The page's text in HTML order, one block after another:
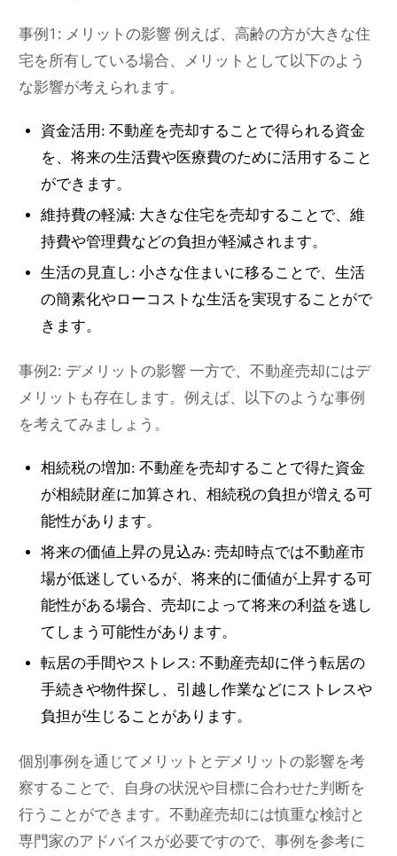
事例1: メリットの影響 例えば、高齢の方が大きな住
宅を所有している場合、メリットとして以下のよう
な影響が考えられます。
資金活用: 不動産を売却することで得られる資金
を、将来の生活費や医療費のために活用すること
ができます。
維持費の軽減: 大きな住宅を売却することで、維
持費や管理費などの負担が軽減されます。
生活の見直し: 小さな住まいに移ることで、生活
の簡素化やローコストな生活を実現することがで
きます。
事例2: デメリットの影響 一方で、不動産売却にはデ
メリットも存在します。例えば、以下のような事例
を考えてみましょう。
相続税の増加: 不動産を売却することで得た資金
が相続財産に加算され、相続税の負担が増える可
能性があります。
将来の価値上昇の見込み: 売却時点では不動産市
場が低迷しているが、将来的に価値が上昇する可
能性がある場合、売却によって将来の利益を逃し
てしまう可能性があります。
転居の手間やストレス: 不動産売却に伴う転居の
手続きや物件探し、引越し作業などにストレスや
負担が生じることがあります。
個別事例を通じてメリットとデメリットの影響を考
察することで、自身の状況や目標に合わせた判断を
行うことができます。不動産売却には慎重な検討と
専門家のアドバイスが必要ですので、事例を参考に